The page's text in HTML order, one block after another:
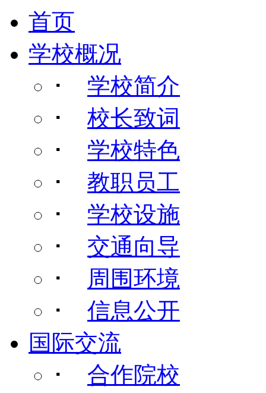
首页
学校概况
･ 学校简介
･ 校长致词
･ 学校特色
･ 教职员工
･ 学校设施
･ 交通向导
･ 周围环境
･ 信息公开
国际交流
･ 合作院校